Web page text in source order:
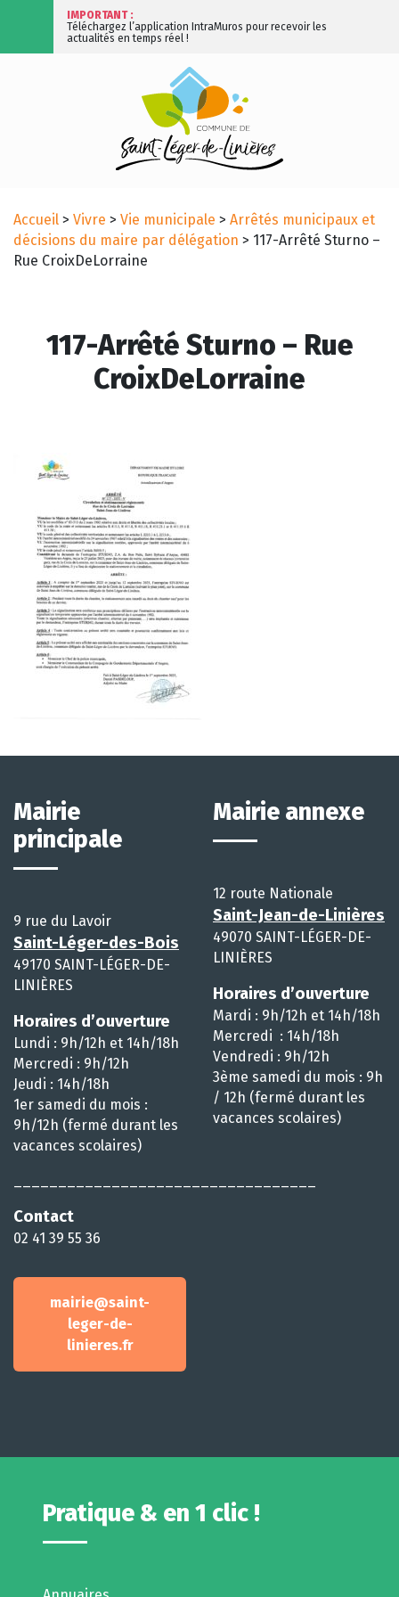
IMPORTANT :
Téléchargez l’application IntraMuros pour recevoir les
actualités en temps réel !
Accueil > Vivre > Vie municipale > Arrêtés municipaux et
décisions du maire par délégation > 117-Arrêté Sturno –
Rue CroixDeLorraine
117-Arrêté Sturno – Rue
CroixDeLorraine
Mairie
principale
9 rue du Lavoir
Saint-Léger-des-Bois
49170 SAINT-LÉGER-DE-
LINIÈRES
Horaires d’ouverture
Lundi : 9h/12h et 14h/18h
Mercredi : 9h/12h
Jeudi : 14h/18h
1er samedi du mois :
9h/12h (fermé durant les
vacances scolaires)
Contact
02 41 39 55 36
mairie@saint-
leger-de-
linieres.fr
Mairie annexe
12 route Nationale
Saint-Jean-de-Linières
49070 SAINT-LÉGER-DE-
LINIÈRES
Horaires d’ouverture
Mardi : 9h/12h et 14h/18h
Mercredi : 14h/18h
Vendredi : 9h/12h
3ème samedi du mois : 9h
/ 12h (fermé durant les
vacances scolaires)
Pratique & en 1 clic !